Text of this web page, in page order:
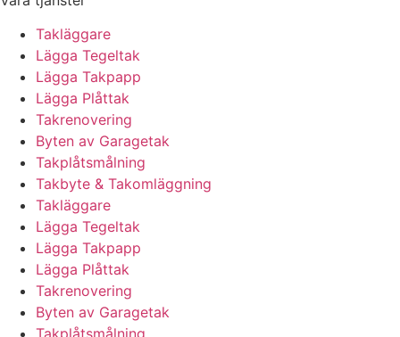
Takläggare
Lägga Tegeltak
Lägga Takpapp
Lägga Plåttak
Takrenovering
Byten av Garagetak
Takplåtsmålning
Takbyte & Takomläggning
Takläggare
Lägga Tegeltak
Lägga Takpapp
Lägga Plåttak
Takrenovering
Byten av Garagetak
Takplåtsmålning